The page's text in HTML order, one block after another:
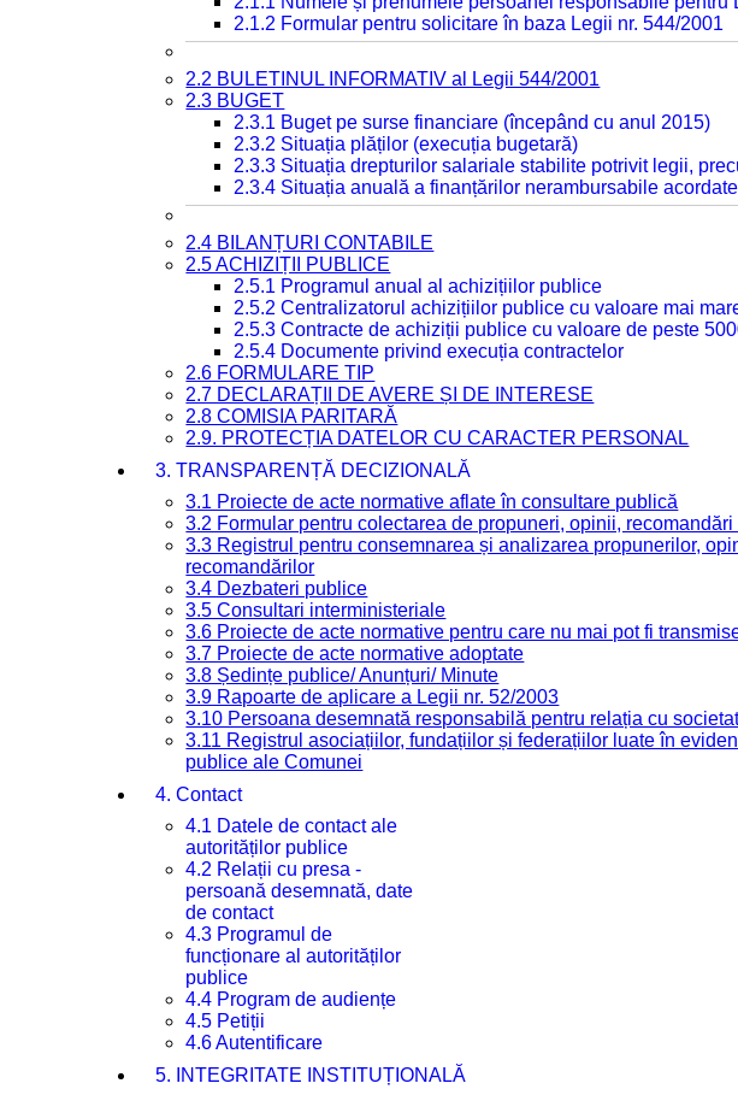
2.1.2 Formular pentru solicitare în baza Legii nr. 544/2001
2.2 BULETINUL INFORMATIV al Legii 544/2001
2.3 BUGET
2.3.1 Buget pe surse financiare (începând cu anul 2015)
2.3.2 Situația plăților (execuția bugetară)
2.3.3 Situația drepturilor salariale stabilite potrivit legii,
2.3.4 Situația anuală a finanțărilor nerambursabile
2.4 BILANȚURI CONTABILE
2.5 ACHIZIȚII PUBLICE
2.5.1 Programul anual al achizițiilor publice
2.5.2 Centralizatorul achizițiilor publice cu valoare mai
2.5.3 Contracte de achiziții publice cu valoare de peste
2.5.4 Documente privind execuția contractelor
2.6 FORMULARE TIP
2.7 DECLARAȚII DE AVERE ȘI DE INTERESE
2.8 COMISIA PARITARĂ
2.9. PROTECȚIA DATELOR CU CARACTER PERSONAL
3. TRANSPARENȚĂ DECIZIONALĂ
3.1 Proiecte de acte normative aflate în consultare publică
3.2 Formular pentru colectarea de propuneri, opinii, recomandări
3.3 Registrul pentru consemnarea și analizarea propunerilor,
recomandărilor
3.4 Dezbateri publice
3.5 Consultari interministeriale
3.6 Proiecte de acte normative pentru care nu mai pot fi
3.7 Proiecte de acte normative adoptate
3.8 Ședințe publice/ Anunțuri/ Minute
3.9 Rapoarte de aplicare a Legii nr. 52/2003
3.10 Persoana desemnată responsabilă pentru relația cu
3.11 Registrul asociațiilor, fundațiilor și federațiilor luate în
publice ale Comunei
4. Contact
4.1 Datele de contact ale
autorităților publice
4.2 Relații cu presa -
persoană desemnată, date
de contact
4.3 Programul de
funcționare al autorităților
publice
4.4 Program de audiențe
4.5 Petiții
4.6 Autentificare
5. INTEGRITATE INSTITUȚIONALĂ